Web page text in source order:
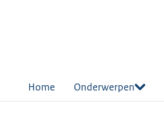
Home Onderwerpen